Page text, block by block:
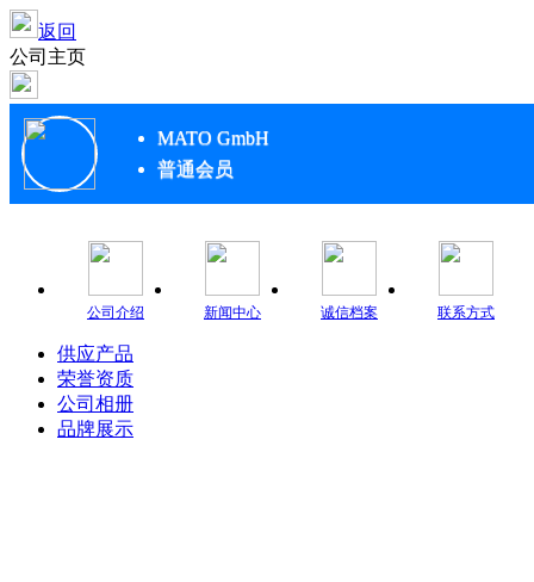
返回
公司主页
MATO GmbH
普通会员
公司介绍 新闻中心 诚信档案 联系方式
供应产品
荣誉资质
公司相册
品牌展示